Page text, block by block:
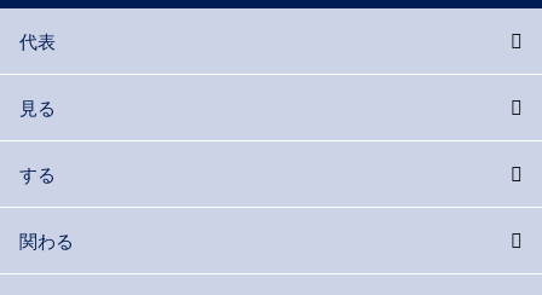
代表
見る
する
関わる